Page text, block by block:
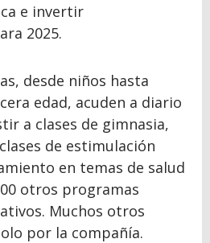
e invertir
2025.
desde niños hasta
edad, acuden a diario
a clases de gimnasia,
de estimulación
en temas de salud
otros programas
Muchos otros
por la compañía.